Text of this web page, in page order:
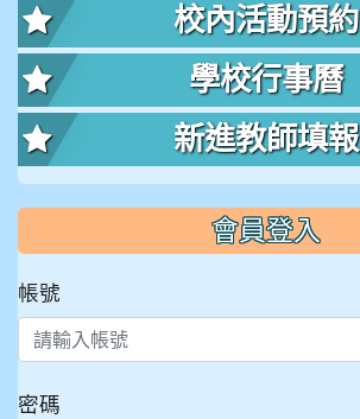
校內活動預約
學校行事曆
新進教師填報
會員登入
帳號
密碼